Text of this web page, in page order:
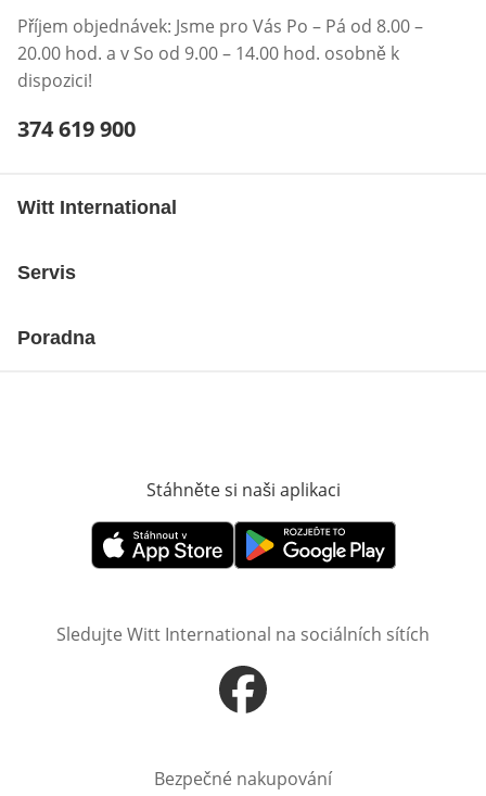
Příjem objednávek: Jsme pro Vás Po – Pá od 8.00 –
20.00 hod. a v So od 9.00 – 14.00 hod. osobně k
dispozici!
Telefonní číslo:
374 619 900
Witt International
Servis
Poradna
Stáhněte si naši aplikaci
Otevře v novém okněOtevře v novém okně
Sledujte Witt International na sociálních sítích
Otevře v novém okně
Bezpečné nakupování